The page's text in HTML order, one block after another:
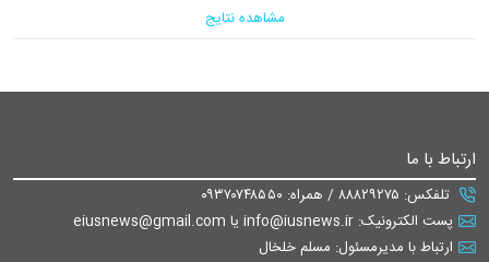
مشاهده نتایج
ارتباط با ما
تلفکس: ۸۸۸۲۹۲۷۵ / همراه: ۰۹۳۷۰۷۴۸۵۵۰
پست الکترونیک: info@iusnews.ir یا eiusnews@gmail.com
ارتباط با مدیرمسئول: مسلم خلخال